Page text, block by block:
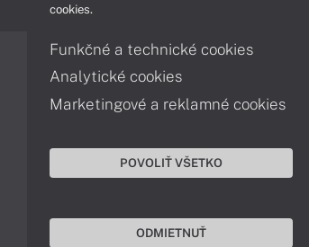
Informácie
Obchodné podmienky
Ochrana osobných údajov
Cookies
cookies.
Funkčné a technické cookies
Analytické cookies
Marketingové a reklamné cookies
POVOLIŤ VŠETKO
ODMIETNUŤ